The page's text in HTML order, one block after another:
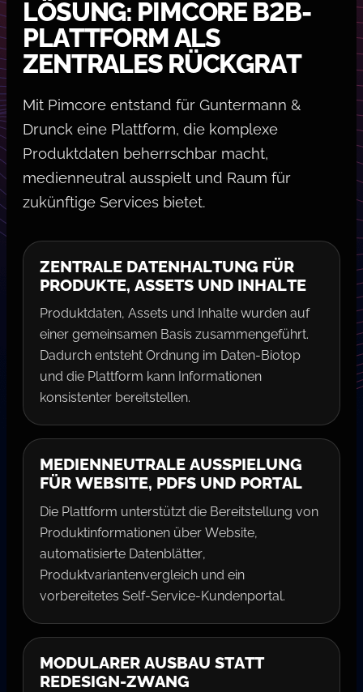
LÖSUNG: PIMCORE B2B-
PLATTFORM ALS
ZENTRALES RÜCKGRAT
Mit Pimcore entstand für Guntermann &
Drunck eine Plattform, die komplexe
Produktdaten beherrschbar macht,
medienneutral ausspielt und Raum für
zukünftige Services bietet.
ZENTRALE DATENHALTUNG FÜR
PRODUKTE, ASSETS UND INHALTE
Produktdaten, Assets und Inhalte wurden auf
einer gemeinsamen Basis zusammengeführt.
Dadurch entsteht Ordnung im Daten-Biotop
und die Plattform kann Informationen
konsistenter bereitstellen.
MEDIENNEUTRALE AUSSPIELUNG
FÜR WEBSITE, PDFS UND PORTAL
Die Plattform unterstützt die Bereitstellung von
Produktinformationen über Website,
automatisierte Datenblätter,
Produktvariantenvergleich und ein
vorbereitetes Self-Service-Kundenportal.
MODULARER AUSBAU STATT
REDESIGN-ZWANG